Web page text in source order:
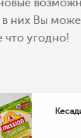
в них Вы